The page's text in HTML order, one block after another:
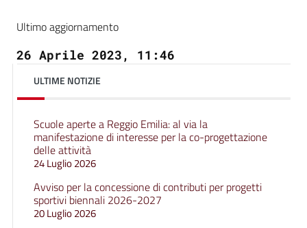
Ultimo aggiornamento
26 Aprile 2023, 11:46
ULTIME NOTIZIE
Scuole aperte a Reggio Emilia: al via la
manifestazione di interesse per la co-progettazione
delle attività
24 Luglio 2026
Avviso per la concessione di contributi per progetti
sportivi biennali 2026-2027
20 Luglio 2026